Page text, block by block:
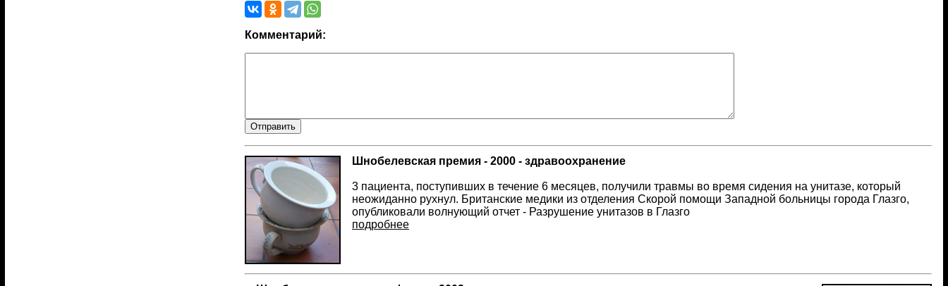
Комментарий:
Шнобелевская премия - 2000 - здравоохранение
3 пациента, поступивших в течение 6 месяцев, получили травмы во время сидения на унитазе, который
неожиданно рухнул. Британские медики из отделения Скорой помощи Западной больницы города Глазго,
опубликовали волнующий отчет - Разрушение унитазов в Глазго
подробнее